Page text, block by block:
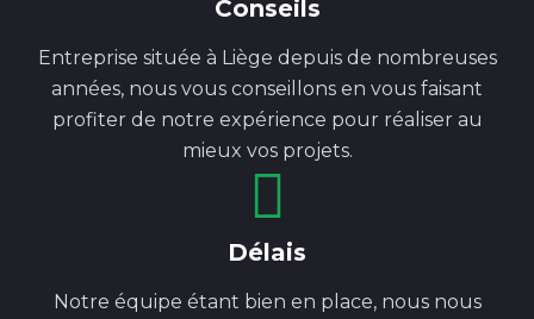
Conseils
Entreprise située à Liège depuis de nombreuses
années, nous vous conseillons en vous faisant
profiter de notre expérience pour réaliser au
mieux vos projets.
Délais
Notre équipe étant bien en place, nous nous